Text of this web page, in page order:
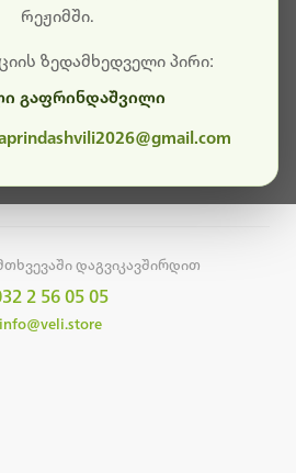
იქნება. გმადლობთ
დაგვიკავშირდით
2 56 05 05
info@veli.store
რეჟიმში.
ზედამხედველი პირი:
გაფრინდაშვილი